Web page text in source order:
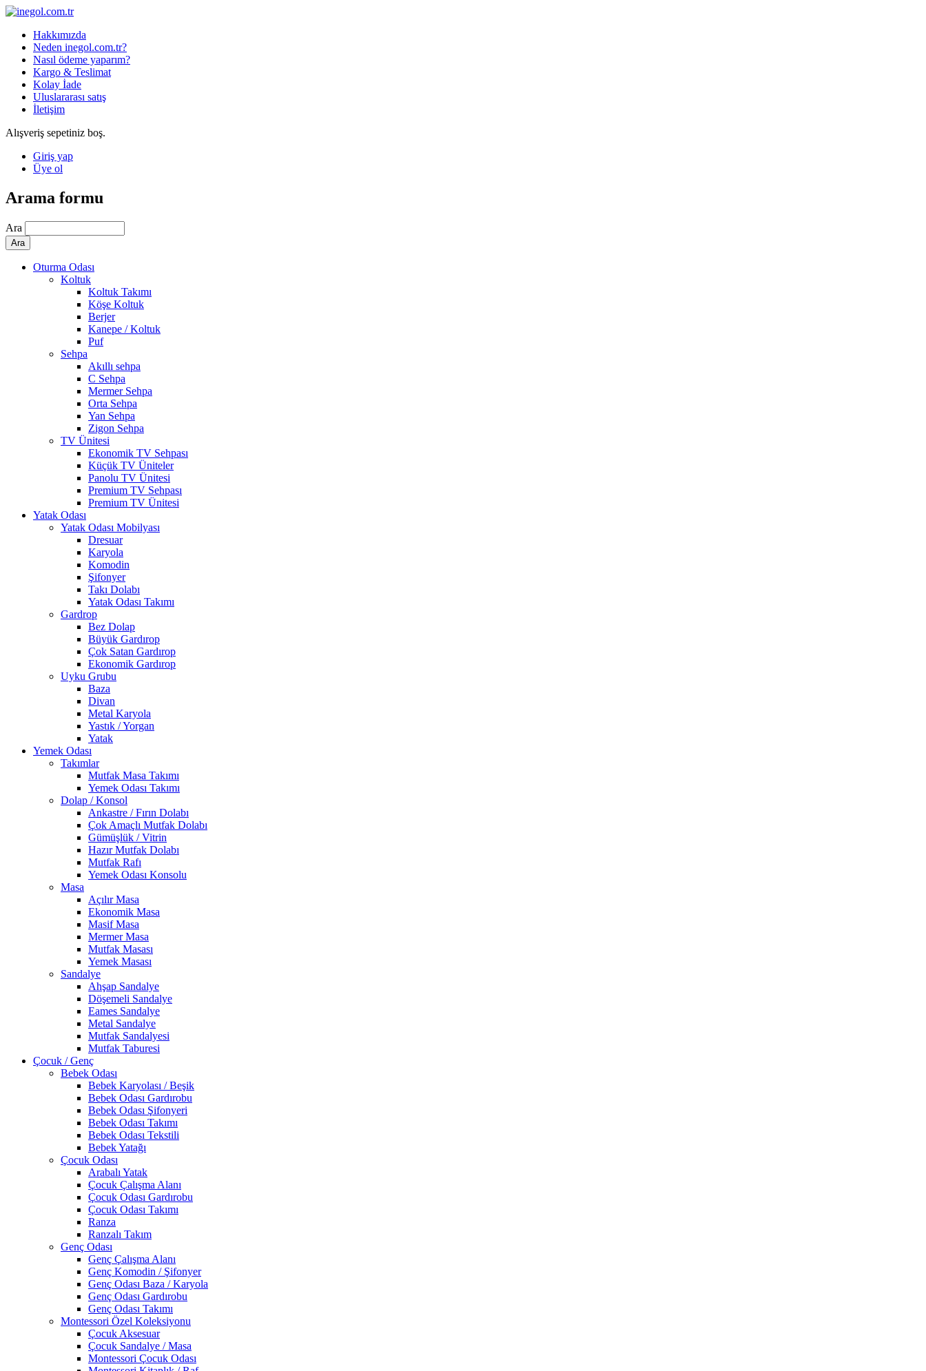
Hakkımızda
Neden inegol.com.tr?
Nasıl ödeme yaparım?
Kargo & Teslimat
Kolay İade
Uluslararası satış
İletişim
Alışveriş sepetiniz boş.
Giriş yap
Üye ol
Arama formu
Ara
Oturma Odası
Koltuk
Koltuk Takımı
Köşe Koltuk
Berjer
Kanepe / Koltuk
Puf
Sehpa
Akıllı sehpa
C Sehpa
Mermer Sehpa
Orta Sehpa
Yan Sehpa
Zigon Sehpa
TV Ünitesi
Ekonomik TV Sehpası
Küçük TV Üniteler
Panolu TV Ünitesi
Premium TV Sehpası
Premium TV Ünitesi
Yatak Odası
Yatak Odası Mobilyası
Dresuar
Karyola
Komodin
Şifonyer
Takı Dolabı
Yatak Odası Takımı
Gardrop
Bez Dolap
Büyük Gardırop
Çok Satan Gardırop
Ekonomik Gardırop
Uyku Grubu
Baza
Divan
Metal Karyola
Yastık / Yorgan
Yatak
Yemek Odası
Takımlar
Mutfak Masa Takımı
Yemek Odası Takımı
Dolap / Konsol
Ankastre / Fırın Dolabı
Çok Amaçlı Mutfak Dolabı
Gümüşlük / Vitrin
Hazır Mutfak Dolabı
Mutfak Rafı
Yemek Odası Konsolu
Masa
Açılır Masa
Ekonomik Masa
Masif Masa
Mermer Masa
Mutfak Masası
Yemek Masası
Sandalye
Ahşap Sandalye
Döşemeli Sandalye
Eames Sandalye
Metal Sandalye
Mutfak Sandalyesi
Mutfak Taburesi
Çocuk / Genç
Bebek Odası
Bebek Karyolası / Beşik
Bebek Odası Gardırobu
Bebek Odası Şifonyeri
Bebek Odası Takımı
Bebek Odası Tekstili
Bebek Yatağı
Çocuk Odası
Arabalı Yatak
Çocuk Çalışma Alanı
Çocuk Odası Gardırobu
Çocuk Odası Takımı
Ranza
Ranzalı Takım
Genç Odası
Genç Çalışma Alanı
Genç Komodin / Şifonyer
Genç Odası Baza / Karyola
Genç Odası Gardırobu
Genç Odası Takımı
Montessori Özel Koleksiyonu
Çocuk Aksesuar
Çocuk Sandalye / Masa
Montessori Çocuk Odası